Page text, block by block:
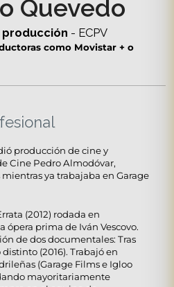
Quevedo
- ECPV
como Movistar + o
producción de cine y
Cine Pedro Almodóvar,
ya trabajaba en Garage
(2012) rodada en
prima de Iván Vescovo.
de dos documentales: Tras
distinto (2016). Trabajó en
(Garage Films e Igloo
mayoritariamente